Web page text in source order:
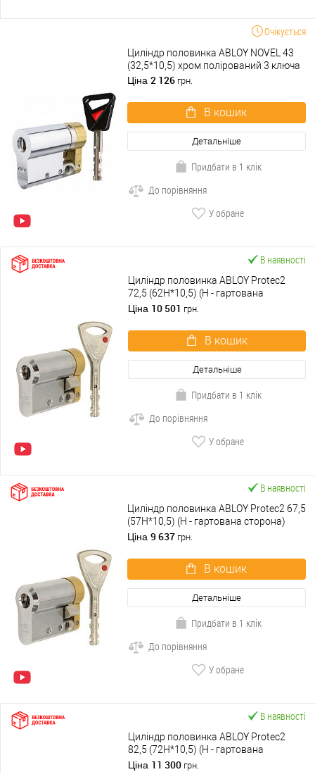
Очікується
Циліндр половинка ABLOY NOVEL 43
(32,5*10,5) хром полірований 3 ключа
Ціна 2 126 грн.
В кошик
Детальніше
Придбати в 1 клік
До порівняння
У обране
В наявності
Циліндр половинка ABLOY Protec2
72,5 (62H*10,5) (H - гартована
сторона) хром матовий 3 ключа
Ціна 10 501 грн.
В кошик
Детальніше
Придбати в 1 клік
До порівняння
У обране
В наявності
Циліндр половинка ABLOY Protec2 67,5
(57H*10,5) (H - гартована сторона)
хром матовий 3 ключа
Ціна 9 637 грн.
В кошик
Детальніше
Придбати в 1 клік
До порівняння
У обране
В наявності
Циліндр половинка ABLOY Protec2
82,5 (72H*10,5) (H - гартована
сторона) хром матовий 3 ключа
Ціна 11 300 грн.